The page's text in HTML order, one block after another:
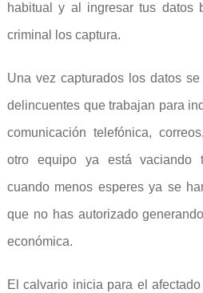
habitual y al ingresar tus datos
criminal los captura.
Una vez capturados los datos
delincuentes que trabajan para
comunicación telefónica,
otro equipo ya está vaciando
cuando menos esperes ya se
que no has autorizado
económica.
El calvario inicia para el